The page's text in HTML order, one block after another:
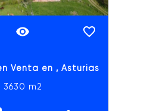
Venta en , Asturias
3630 m2